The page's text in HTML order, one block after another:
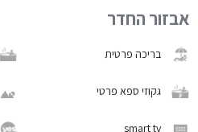
אבזור החדר
בריכה פרטית
גקוזי ספא פרטי
smart tv